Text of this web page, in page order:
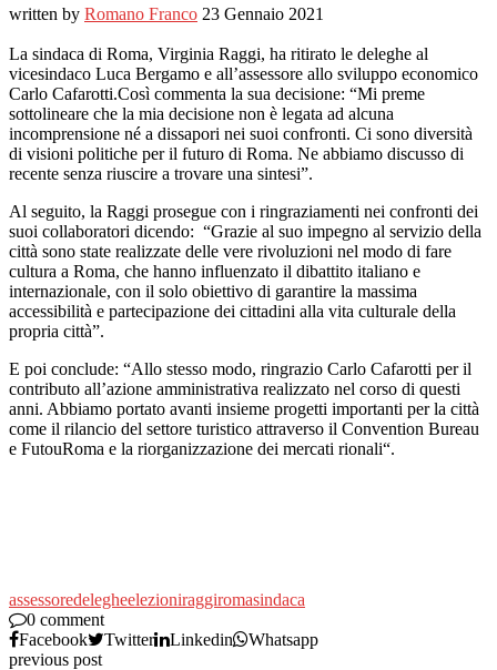
written by Romano Franco 23 Gennaio 2021
La sindaca di Roma, Virginia Raggi, ha ritirato le deleghe al
vicesindaco Luca Bergamo e all’assessore allo sviluppo economico
Carlo Cafarotti.Così commenta la sua decisione: “Mi preme
sottolineare che la mia decisione non è legata ad alcuna
incomprensione né a dissapori nei suoi confronti. Ci sono diversità
di visioni politiche per il futuro di Roma. Ne abbiamo discusso di
recente senza riuscire a trovare una sintesi”.
Al seguito, la Raggi prosegue con i ringraziamenti nei confronti dei
suoi collaboratori dicendo: “Grazie al suo impegno al servizio della
città sono state realizzate delle vere rivoluzioni nel modo di fare
cultura a Roma, che hanno influenzato il dibattito italiano e
internazionale, con il solo obiettivo di garantire la massima
accessibilità e partecipazione dei cittadini alla vita culturale della
propria città”.
E poi conclude: “Allo stesso modo, ringrazio Carlo Cafarotti per il
contributo all’azione amministrativa realizzato nel corso di questi
anni. Abbiamo portato avanti insieme progetti importanti per la città
come il rilancio del settore turistico attraverso il Convention Bureau
e FutouRoma e la riorganizzazione dei mercati rionali“.
assessoredelegheelezioniraggiromasindaca
0 comment
Facebook
Twitter Linkedin
Whatsapp
previous post